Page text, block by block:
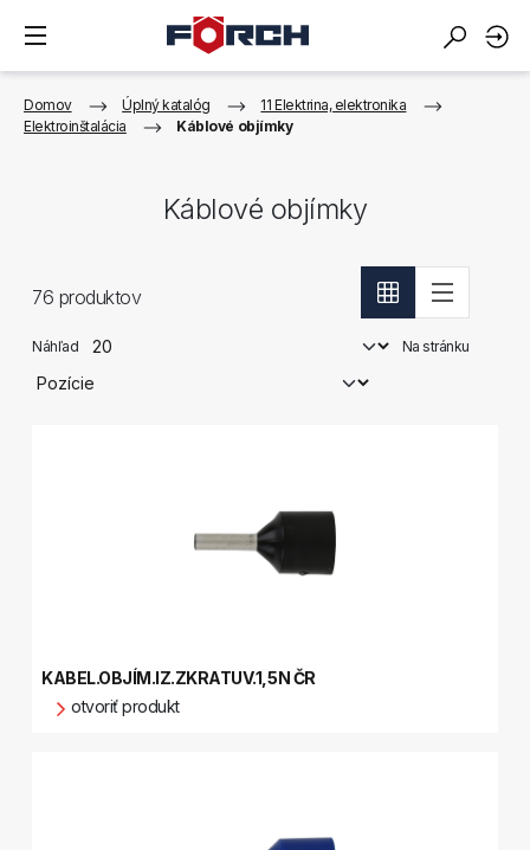
Domov Úplný katalóg
11 Elektrina, elektronika
Elektroinštalácia
Káblové objímky
Káblové objímky
76 produktov
Náhľad Na stránku
KABEL.OBJÍM.IZ.ZKRATUV.1,5N ČR
otvoriť produkt